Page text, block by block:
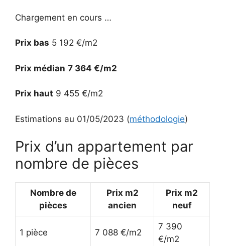
Chargement en cours …
Prix bas 5 192 €/m2
Prix médian 7 364 €/m2
Prix haut 9 455 €/m2
Estimations au 01/05/2023 (méthodologie)
Prix d’un appartement par
nombre de pièces
Nombre de
pièces
Prix m2
ancien
Prix m2
neuf
1 pièce 7 088 €/m2
7 390
€/m2